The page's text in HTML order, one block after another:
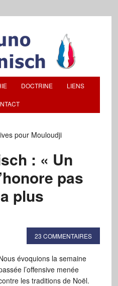
DOCTRINE LIENS
pour Mouloudji
: « Un
pas
plus
23 COMMENTAIRES
évoquions la semaine
l’offensive menée
les traditions de Noël.